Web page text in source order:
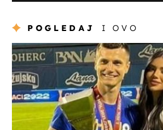
POGLEDAJ I OVO